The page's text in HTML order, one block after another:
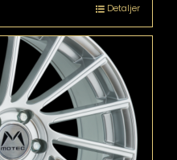
Detaljer